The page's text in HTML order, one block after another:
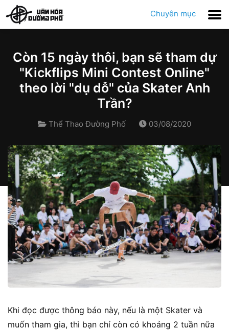
Chuyên mục
Còn 15 ngày thôi, bạn sẽ tham dự
"Kickflips Mini Contest Online"
theo lời "dụ dỗ" của Skater Anh
Trần?
Thể Thao Đường Phố 03/08/2020
Khi đọc được thông báo này, nếu là một Skater và
muốn tham gia, thì bạn chỉ còn có khoảng 2 tuần nữa